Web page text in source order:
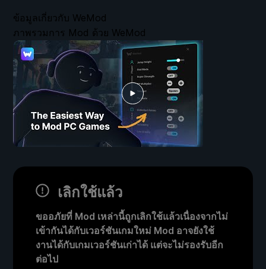
เลิกใช้แล้ว
ขออภัยที่ Mod เหล่านี้ถูกเลิกใช้แล้วเนื่องจากไม่
เข้ากันได้กับเวอร์ชันเกมใหม่ Mod อาจยังใช้
งานได้กับเกมเวอร์ชันเก่าได้ แต่จะไม่รองรับอีก
ต่อไป
ข้อมูลเกี่ยวกับ WeMod
ภาพรวมการ Mod ด้วย WeMod